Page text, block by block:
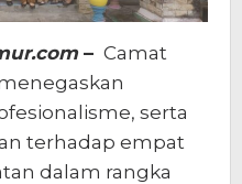
– Camat
serta
terhadap empat
dalam rangka